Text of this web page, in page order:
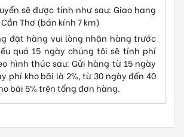
sẽ được tính như sau: Giao hang
Thơ (bán kính 7 km)
đặt hàng vui lòng nhận hàng trước
quá 15 ngày chúng tôi sẽ tính phí
hình thức sau: Gửi hàng từ 15 ngày
phí kho bãi là 2%, từ 30 ngày đến 40
bãi 5% trên tổng đơn hàng.